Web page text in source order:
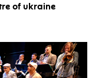
of ukraine